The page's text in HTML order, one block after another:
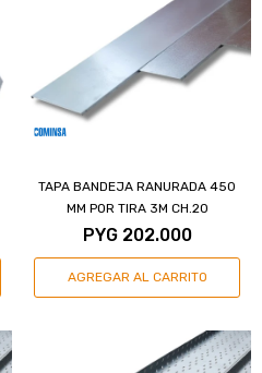
TAPA BANDEJA RANURADA 450
MM POR TIRA 3M CH.20
PYG 202.000